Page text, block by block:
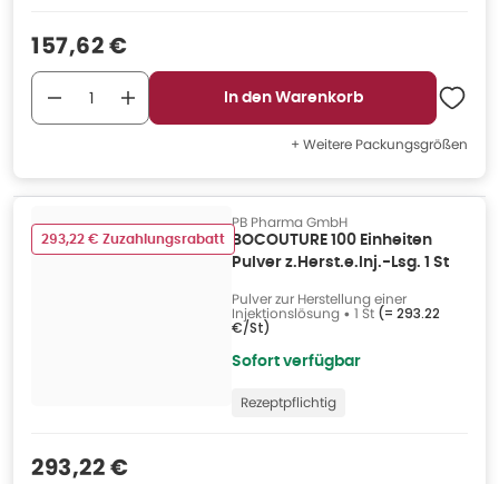
Verkaufspreis
157,62 €
In den Warenkorb
+ Weitere Packungsgrößen
293,22 € Zuzahlungsrabatt
PB Pharma GmbH
BOCOUTURE 100 Einheiten
Pulver z.Herst.e.Inj.-Lsg. 1 St
Pulver zur Herstellung einer
Injektionslösung • 1 St (= 293.22
€/St)
Sofort verfügbar
Rezeptpflichtig
Verkaufspreis
293,22 €